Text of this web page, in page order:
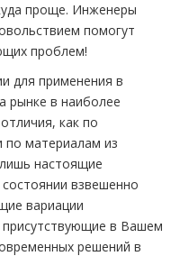
проще. Инженеры
помогут
проблем!
для применения в
рынке в наиболее
как по
по материалам из
настоящие
взвешенно
вариации
присутствующие в Вашем
решений в